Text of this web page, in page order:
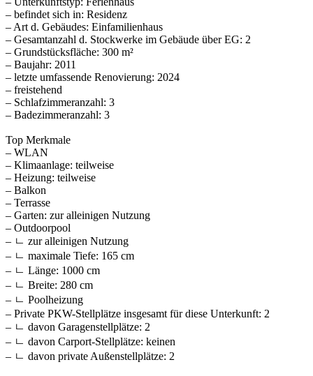
– befindet sich in: Residenz
– Art d. Gebäudes: Einfamilienhaus
– Gesamtanzahl d. Stockwerke im Gebäude über EG: 2
– Grundstücksfläche: 300 m²
– Baujahr: 2011
– letzte umfassende Renovierung: 2024
– freistehend
– Schlafzimmeranzahl: 3
– Badezimmeranzahl: 3
Top Merkmale
– WLAN
– Klimaanlage: teilweise
– Heizung: teilweise
– Balkon
– Terrasse
– Garten: zur alleinigen Nutzung
– Outdoorpool
– ㄴ zur alleinigen Nutzung
– ㄴ maximale Tiefe: 165 cm
– ㄴ Länge: 1000 cm
– ㄴ Breite: 280 cm
– ㄴ Poolheizung
– Private PKW-Stellplätze insgesamt für diese Unterkunft: 2
– ㄴ davon Garagenstellplätze: 2
– ㄴ davon Carport-Stellplätze: keinen
– ㄴ davon private Außen­stellplätze: 2